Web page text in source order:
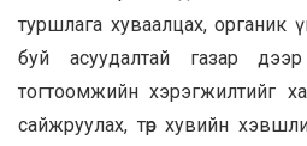
туршлага хуваалцах, органик
буй асуудалтай газар
тогтоомжийн хэрэгжилтийг
сайжруулах, төр хувийн